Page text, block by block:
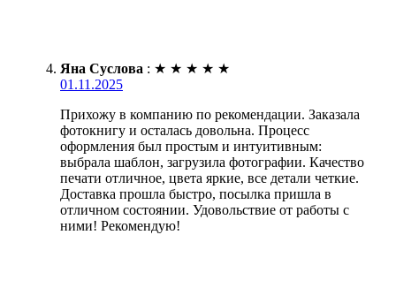
Яна Суслова : ★ ★ ★ ★ ★
01.11.2025
Прихожу в компанию по рекомендации. Заказала
фотокнигу и осталась довольна. Процесс
оформления был простым и интуитивным:
выбрала шаблон, загрузила фотографии. Качество
печати отличное, цвета яркие, все детали четкие.
Доставка прошла быстро, посылка пришла в
отличном состоянии. Удовольствие от работы с
ними! Рекомендую!